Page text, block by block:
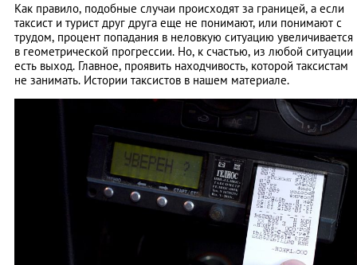
Как правило, подобные случаи происходят за границей, а если
таксист и турист друг друга еще не понимают, или понимают с
трудом, процент попадания в неловкую ситуацию увеличивается
в геометрической прогрессии. Но, к счастью, из любой ситуации
есть выход. Главное, проявить находчивость, которой таксистам
не занимать. Истории таксистов в нашем материале.